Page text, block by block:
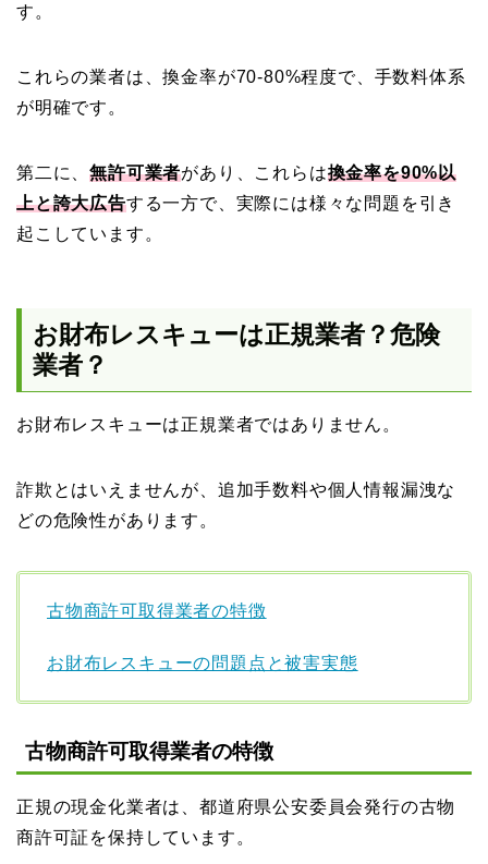
す。
これらの業者は、換金率が70-80%程度で、手数料体系
が明確です。
第二に、無許可業者があり、これらは換金率を90%以
上と誇大広告する一方で、実際には様々な問題を引き
起こしています。
お財布レスキューは正規業者？危険
業者？
お財布レスキューは正規業者ではありません。
詐欺とはいえませんが、追加手数料や個人情報漏洩な
どの危険性があります。
古物商許可取得業者の特徴
お財布レスキューの問題点と被害実態
古物商許可取得業者の特徴
正規の現金化業者は、都道府県公安委員会発行の古物
商許可証を保持しています。